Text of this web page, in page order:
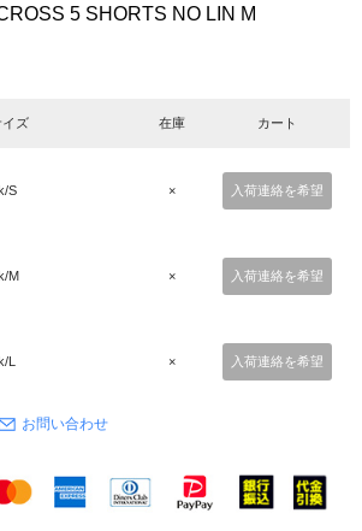
5 SHORTS NO LIN M
イズ 在庫 カート
S × 入荷連絡を希望
M × 入荷連絡を希望
L × 入荷連絡を希望
お問い合わせ